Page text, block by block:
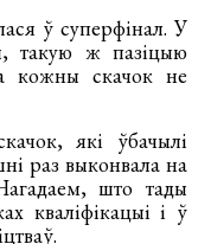
ў суперфінал. У
такую ж пазіцыю
кожны скачок не
які ўбачылі
раз выконвала на
што тады
кваліфікацыі і ў